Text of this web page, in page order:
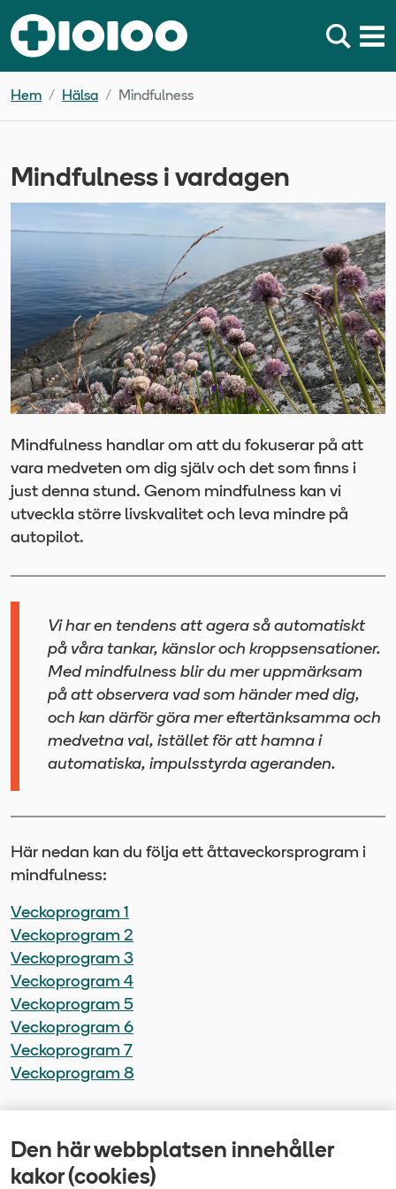
Den här webbplatsen innehåller
kakor (cookies)
Hem Hälsa Mindfulness
Mindfulness i vardagen
Mindfulness handlar om att du fokuserar på att
vara medveten om dig själv och det som finns i
just denna stund. Genom mindfulness kan vi
utveckla större livskvalitet och leva mindre på
autopilot.
Vi har en tendens att agera så automatiskt
på våra tankar, känslor och kroppsensationer.
Med mindfulness blir du mer uppmärksam
på att observera vad som händer med dig,
och kan därför göra mer eftertänksamma och
medvetna val, istället för att hamna i
automatiska, impulsstyrda ageranden.
Här nedan kan du följa ett åttaveckorsprogram i
mindfulness:
Veckoprogram 1
Veckoprogram 2
Veckoprogram 3
Veckoprogram 4
Veckoprogram 5
Veckoprogram 6
Veckoprogram 7
Veckoprogram 8
Senast uppdaterad